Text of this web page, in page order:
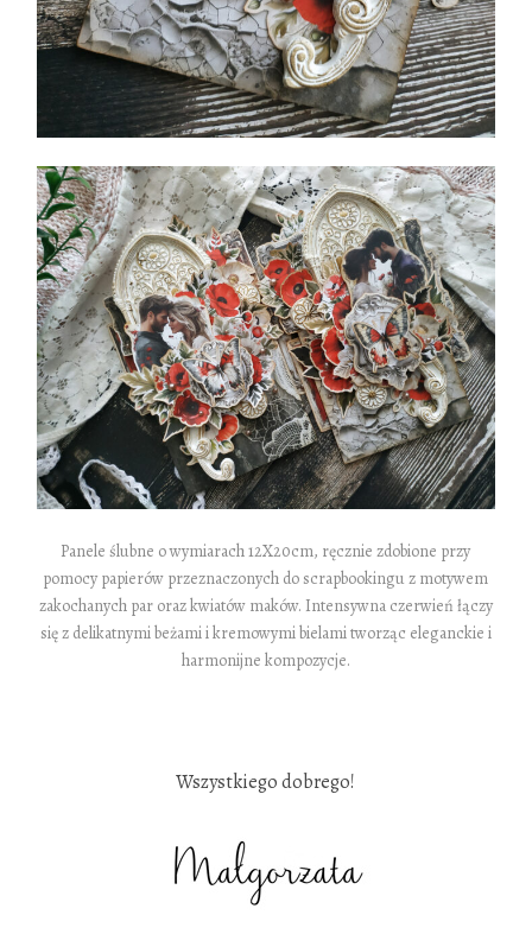
Panele ślubne o wymiarach 12X20cm, ręcznie zdobione przy
pomocy papierów przeznaczonych do scrapbookingu z motywem
zakochanych par oraz kwiatów maków. Intensywna czerwień łączy
się z delikatnymi beżami i kremowymi bielami tworząc eleganckie i
harmonijne kompozycje.
Wszystkiego dobrego!